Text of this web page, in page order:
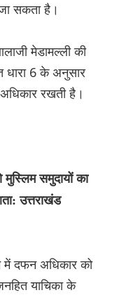
सकता है।
मेडामल्ली की
धारा 6 के अनुसार
रखती है।
समुदायों का
उत्तराखंड
में दफन अधिकार को
याचिका के